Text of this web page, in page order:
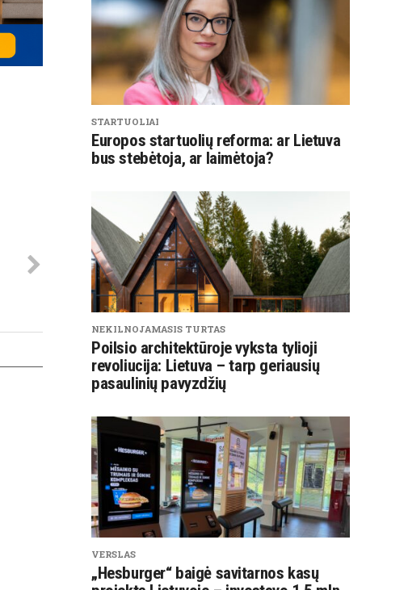
STARTUOLIAI
Europos startuolių reforma: ar Lietuva
bus stebėtoja, ar laimėtoja?
NEKILNOJAMASIS TURTAS
Poilsio architektūroje vyksta tylioji
revoliucija: Lietuva – tarp geriausių
pasaulinių pavyzdžių
VERSLAS
„Hesburger“ baigė savitarnos kasų